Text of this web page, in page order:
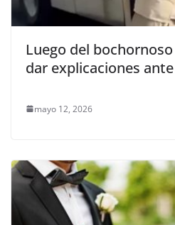
Luego del
dar explicaciones ante
mayo 12, 2026